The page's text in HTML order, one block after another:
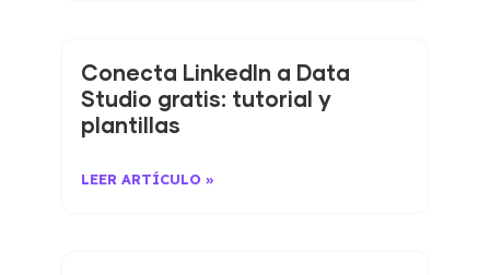
Conecta LinkedIn a Data
Studio gratis: tutorial y
plantillas
LEER ARTÍCULO »